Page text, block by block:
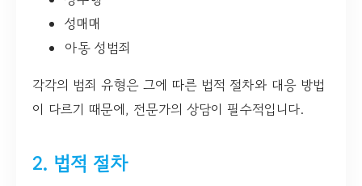
성매매
아동 성범죄
각각의 범죄 유형은 그에 따른 법적 절차와 대응 방법
이 다르기 때문에, 전문가의 상담이 필수적입니다.
2. 법적 절차